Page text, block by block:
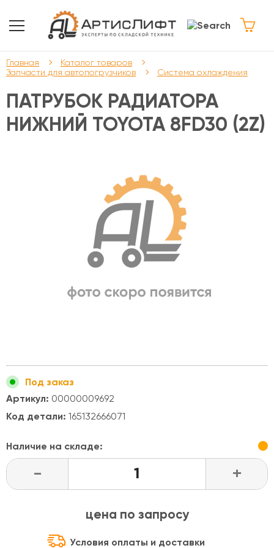
Главная
Каталог товаров
Запчасти для автопогрузчиков
Система охлаждения
ПАТРУБОК РАДИАТОРА
НИЖНИЙ TOYOTA 8FD30 (2Z)
Под заказ
Артикул: 00000009692
Код детали: 165132666071
Наличие на складе:
- +
цена по запросу
Условия оплаты и доставки